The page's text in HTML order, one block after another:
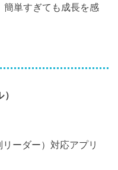
簡単すぎても成長を感
ーダー）対応アプリ